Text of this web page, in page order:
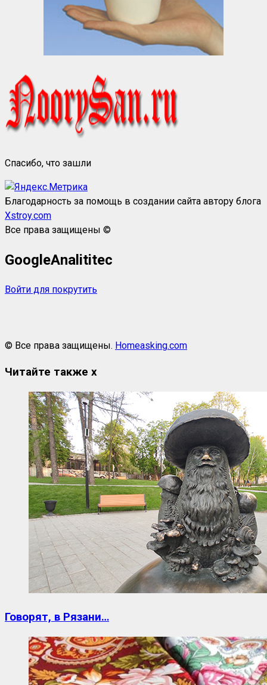
Спасибо, что зашли
Благодарность за помощь в создании сайта автору блога
Xstroy.com
Все права защищены ©
GoogleAnalititec
Войти для покрутить
© Все права защищены. Homeasking.com
Читайте также x
Говорят, в Рязани…